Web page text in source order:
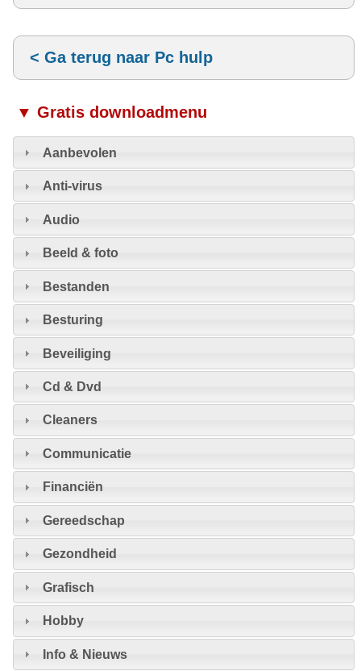
< Ga terug naar Pc hulp
▼ Gratis downloadmenu
Aanbevolen
Anti-virus
Audio
Beeld & foto
Bestanden
Besturing
Beveiliging
Cd & Dvd
Cleaners
Communicatie
Financiën
Gereedschap
Gezondheid
Grafisch
Hobby
Info & Nieuws